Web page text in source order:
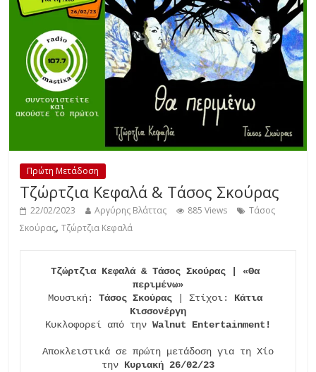
Πρώτη Μετάδοση
Τζώρτζια Κεφαλά & Τάσος Σκούρας
22/02/2023 Αργύρης Βλάττας 885 Views
Τάσος
Σκούρας,Τζώρτζια Κεφαλά
Τζώρτζια Κεφαλά & Τάσος Σκούρας | «Θα
περιμένω»
Μουσική: Τάσος Σκούρας | Στίχοι: Κάτια
Κισσονέργη
Κυκλοφορεί από την Walnut Entertainment!
Αποκλειστικά σε πρώτη μετάδοση για τη Χίο
την Κυριακή 26/02/23